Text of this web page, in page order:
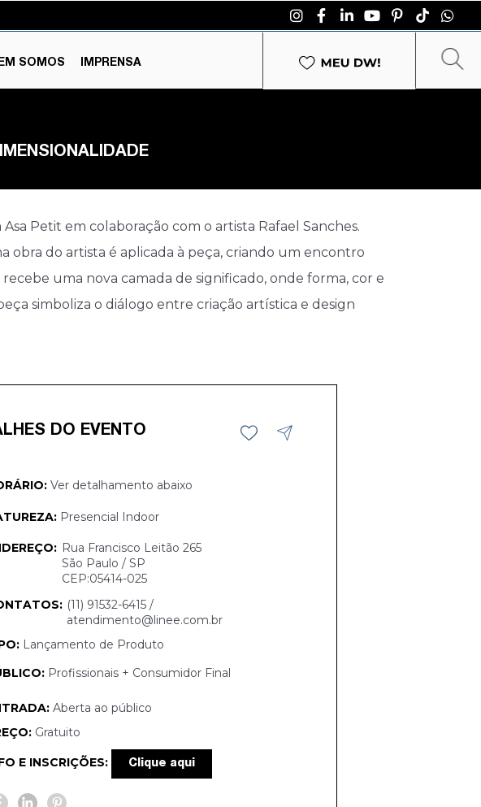
SOMOS IMPRENSA
Petit em colaboração com o artista Rafael Sanches.
obra do artista é aplicada à peça, criando um encontro
uma nova camada de significado, onde forma, cor e
simboliza o diálogo entre criação artística e design
DO EVENTO
Ver detalhamento abaixo
Presencial Indoor
Rua Francisco Leitão 265
São Paulo / SP
CEP:05414-025
(11) 91532-6415 /
atendimento@linee.com.br
Lançamento de Produto
Profissionais + Consumidor Final
Aberta ao público
Gratuito
E INSCRIÇÕES: Clique aqui